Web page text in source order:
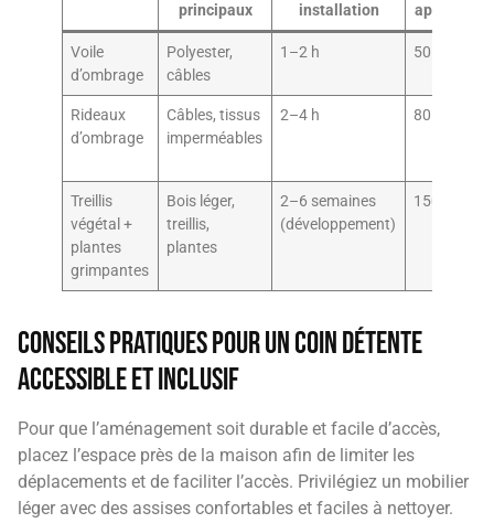
principaux
installation
Voile
d’ombrage
Polyester,
câbles
1–2 h 50–200 €
Rideaux
d’ombrage
Câbles, tissus
imperméables
2–4 h 80–250 €
Treillis
végétal +
plantes
grimpantes
Bois léger,
treillis,
plantes
2–6 semaines
(développement)
150–600 €
Conseils pratiques pour un coin détente
accessible et inclusif
Pour que l’aménagement soit durable et facile d’accès,
placez l’espace près de la maison afin de limiter les
déplacements et de faciliter l’accès. Privilégiez un mobilier
léger avec des assises confortables et faciles à nettoyer.